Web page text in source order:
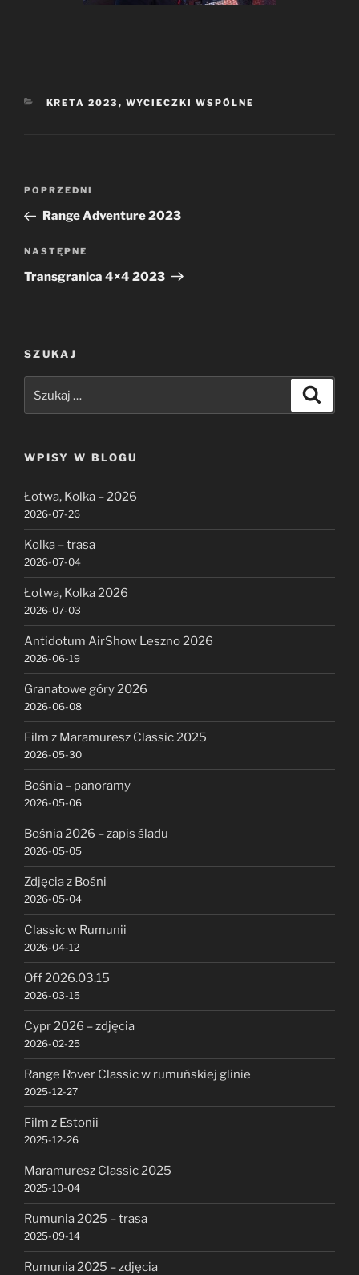
KATEGORIE
KRETA 2023 , WYCIECZKI WSPÓLNE
Nawigacja
Poprzedni
wpis
POPRZEDNI
Range Adventure 2023
Następny
wpis
NASTĘPNE
Transgranica 4×4 2023
SZUKAJ
WPISY W BLOGU
Łotwa, Kolka – 2026
2026-07-26
Kolka – trasa
2026-07-04
Łotwa, Kolka 2026
2026-07-03
Antidotum AirShow Leszno 2026
2026-06-19
Granatowe góry 2026
2026-06-08
Film z Maramuresz Classic 2025
2026-05-30
Bośnia – panoramy
2026-05-06
Bośnia 2026 – zapis śladu
2026-05-05
Zdjęcia z Bośni
2026-05-04
Classic w Rumunii
2026-04-12
Off 2026.03.15
2026-03-15
Cypr 2026 – zdjęcia
2026-02-25
Range Rover Classic w rumuńskiej glinie
2025-12-27
Film z Estonii
2025-12-26
Maramuresz Classic 2025
2025-10-04
Rumunia 2025 – trasa
2025-09-14
Rumunia 2025 – zdjęcia